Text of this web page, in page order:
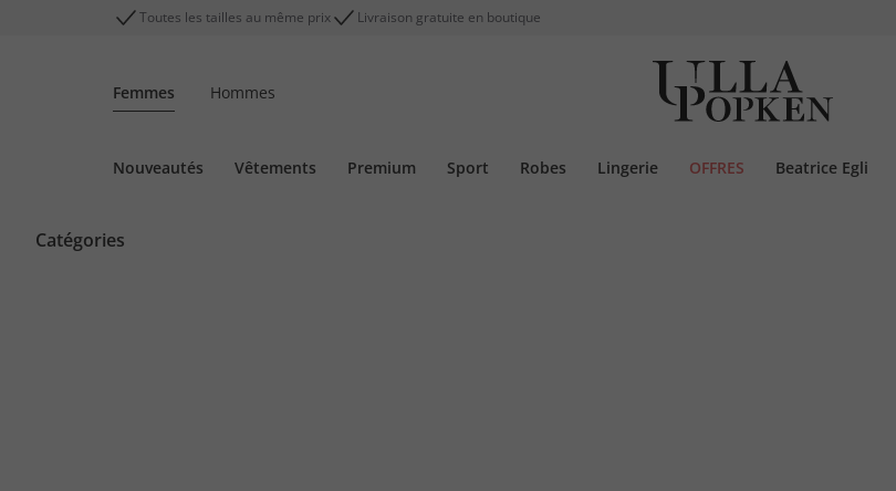
Toutes les tailles au même prix Livraison gratuite en boutique
Femmes Hommes
Nouveautés Vêtements Premium Sport Robes Lingerie OFFRES Beatrice Egli
Catégories